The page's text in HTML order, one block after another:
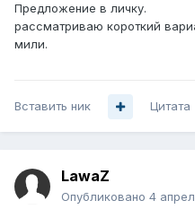
Предложение в личку.
рассматриваю короткий
мили.
Вставить ник Цитата
LawaZ
Опубликовано 4